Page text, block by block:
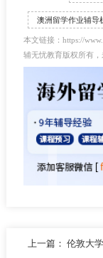
澳洲留学作业辅导
本文链接：https://
辅无忧教育版权所有，
上一篇： 伦敦大